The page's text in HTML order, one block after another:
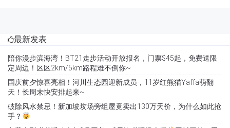
最新发表
陪你漫步滨海湾！BT21走步活动开放报名，门票$45起，免费送限
定周边！区区2km/5km路程难不倒你~
国庆前夕惊喜亮相！河川生态园迎新成员，11岁红熊猫Yaffa萌翻
天！长周末快安排起来~
破除风水禁忌！新加坡坟场旁组屋竟卖出130万天价，为什么如此抢
手？